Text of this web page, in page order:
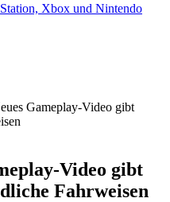
Xbox und Nintendo
Gameplay-Video gibt
Video gibt
Fahrweisen